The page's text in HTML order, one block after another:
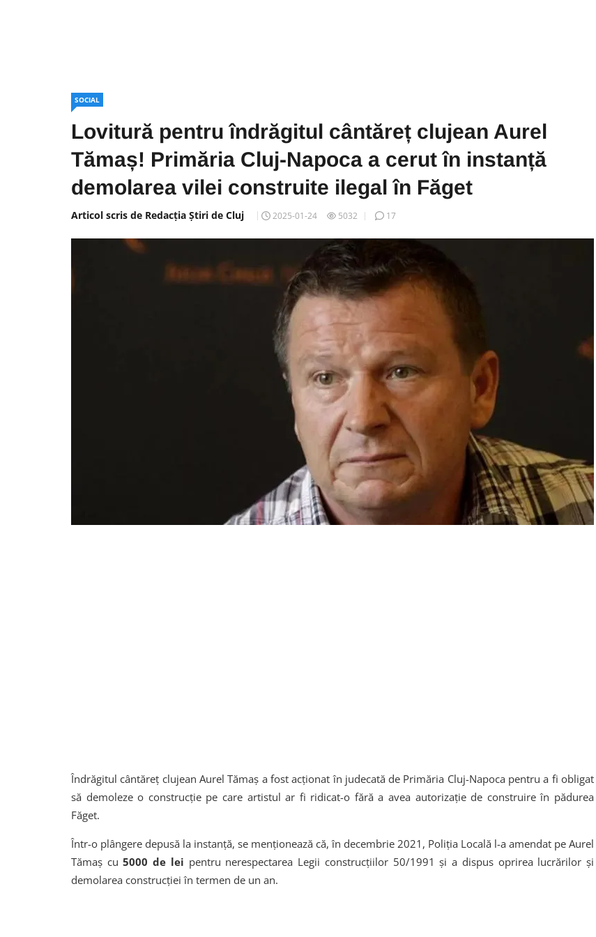
SOCIAL
Lovitură pentru îndrăgitul cântăreț clujean Aurel
Tămaș! Primăria Cluj-Napoca a cerut în instanță
demolarea vilei construite ilegal în Făget
Articol scris de Redacția Știri de Cluj 2025-01-24 5032 17
Îndrăgitul cântăreț clujean Aurel Tămaș a fost acționat în judecată de Primăria Cluj-Napoca pentru a fi obligat
să demoleze o construcție pe care artistul ar fi ridicat-o fără a avea autorizație de construire în pădurea
Făget.
Într-o plângere depusă la instanță, se menționează că, în decembrie 2021, Poliția Locală l-a amendat pe Aurel
Tămaș cu5000 de lei pentru nerespectarea Legii construcțiilor 50/1991 și a dispus oprirea lucrărilor și
demolarea construcției în termen de un an.